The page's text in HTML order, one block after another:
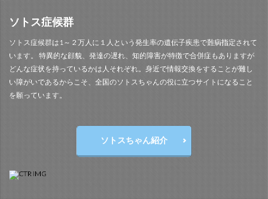
ソトス症候群
ソトス症候群は1～２万人に１人という発生率の遺伝子疾患で難病指定されて
います。 特異的な顔貌、発達の遅れ、知的障害が特徴で合併症もありますが
どんな症状を持っているかは人それぞれ。身近で情報交換をすることが難し
い障がいであるからこそ、全国のソトスちゃんの役に立つサイトになること
を願っています。
ソトスちゃん紹介